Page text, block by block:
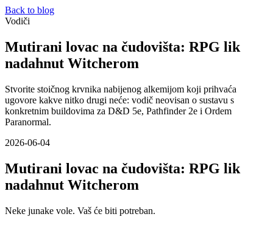
Back to blog
Vodiči
Mutirani lovac na čudovišta: RPG lik
nadahnut Witcherom
Stvorite stoičnog krvnika nabijenog alkemijom koji prihvaća
ugovore kakve nitko drugi neće: vodič neovisan o sustavu s
konkretnim buildovima za D&D 5e, Pathfinder 2e i Ordem
Paranormal.
2026-06-04
Mutirani lovac na čudovišta: RPG lik
nadahnut Witcherom
Neke junake vole. Vaš će biti potreban.